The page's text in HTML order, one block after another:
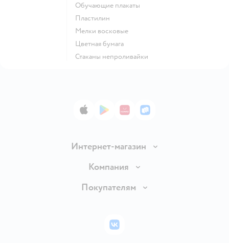
Обучающие плакаты
Пластилин
Мелки восковые
Цветная бумага
Стаканы непроливайки
App StoreGoogle Play
AppGallery
RuStore
Интернет-магазин
Доставка и оплата
Правила продажи
Политика использования файлов cookie
Компания
Вакансии
Покупателям
Бонусные карты
ВКонтакте